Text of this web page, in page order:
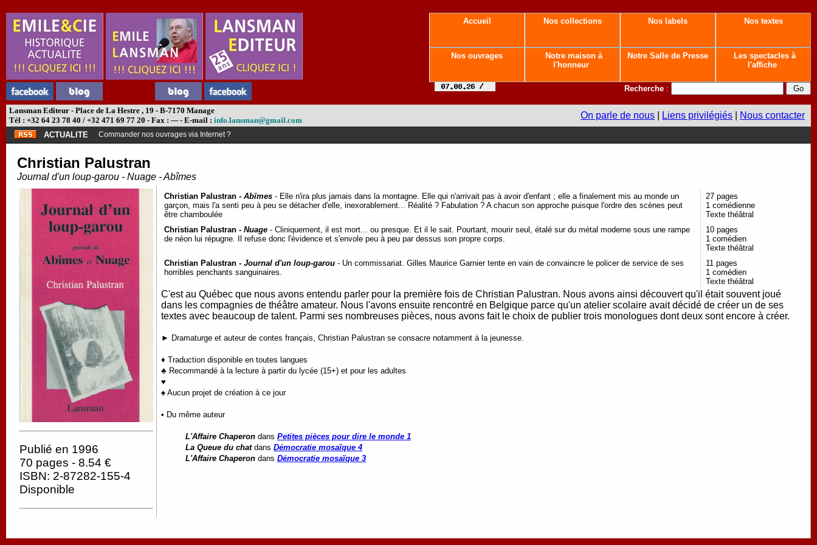
Accueil Nos collections Nos labels Nos textes
Nos ouvrages
Notre maison à
l'honneur
Notre Salle de Presse
Les spectacles à
l'affiche
Recherche :
Lansman Editeur - Place de La Hestre , 19 - B-7170 Manage
Tél : +32 64 23 78 40 / +32 471 69 77 20 - Fax : --- - E-mail : info.lansman@gmail.com On parle de nous Liens privilégiés Nous contacter
ACTUALITE Commander nos ouvrages via Internet ?
Christian Palustran
Journal d'un loup-garou - Nuage - Abîmes
Publié en 1996
70 pages - 8.54 €
ISBN: 2-87282-155-4
Disponible
Christian Palustran - Abîmes - Elle n'ira plus jamais dans la montagne. Elle qui n'arrivait pas à avoir d'enfant ; elle a finalement mis au monde un
garçon, mais l'a senti peu à peu se détacher d'elle, inexorablement... Réalité ? Fabulation ? A chacun son approche puisque l'ordre des scènes peut
être chamboulée
27 pages
1 comédienne
Texte théâtral
Christian Palustran - Nuage - Cliniquement, il est mort... ou presque. Et il le sait. Pourtant, mourir seul, étalé sur du métal moderne sous une rampe
de néon lui répugne. Il refuse donc l'évidence et s'envole peu à peu par dessus son propre corps.
10 pages
1 comédien
Texte théâtral
Christian Palustran - Journal d'un loup-garou - Un commissariat. Gilles Maurice Garnier tente en vain de convaincre le policer de service de ses
horribles penchants sanguinaires.
11 pages
1 comédien
Texte théâtral
C'est au Québec que nous avons entendu parler pour la première fois de Christian Palustran. Nous avons ainsi découvert qu'il était souvent joué
dans les compagnies de théâtre amateur. Nous l'avons ensuite rencontré en Belgique parce qu'un atelier scolaire avait décidé de créer un de ses
textes avec beaucoup de talent. Parmi ses nombreuses pièces, nous avons fait le choix de publier trois monologues dont deux sont encore à créer.
► Dramaturge et auteur de contes français, Christian Palustran se consacre notamment à la jeunesse.
♦ Traduction disponible en toutes langues
♣ Recommandé à la lecture à partir du lycée (15+) et pour les adultes
♥
♠ Aucun projet de création à ce jour
• Du même auteur
L'Affaire Chaperon dans Petites pièces pour dire le monde 1
La Queue du chat dans Démocratie mosaïque 4
L'Affaire Chaperon dans Démocratie mosaïque 3